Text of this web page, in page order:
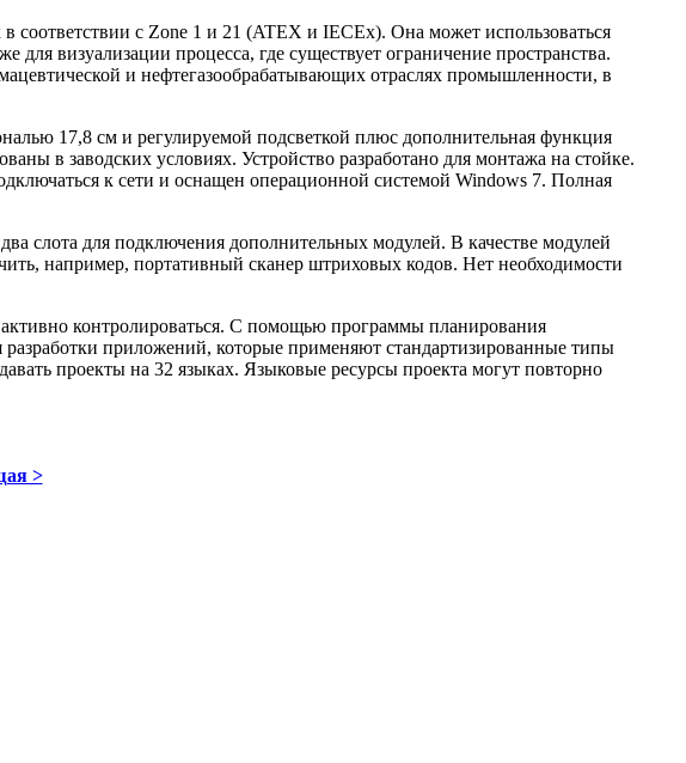
соответствии с Zone 1 и 21 (ATEX и IECEx). Она может использоваться
для визуализации процесса, где существует ограничение пространства.
и нефтегазообрабатывающих отраслях промышленности, в
17,8 см и регулируемой подсветкой плюс дополнительная функция
в заводских условиях. Устройство разработано для монтажа на стойке.
к сети и оснащен операционной системой Windows 7. Полная
слота для подключения дополнительных модулей. В качестве модулей
например, портативный сканер штриховых кодов. Нет необходимости
контролироваться. С помощью программы планирования
приложений, которые применяют стандартизированные типы
проекты на 32 языках. Языковые ресурсы проекта могут повторно
>